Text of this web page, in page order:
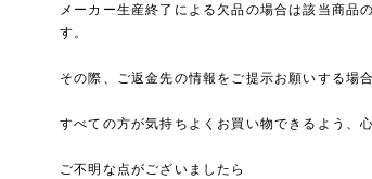
メーカー生産終了による欠品の場合は該当商品
す。
その際、ご返金先の情報をご提示お願いする場
すべての方が気持ちよくお買い物できるよう、
ご不明な点がございましたら